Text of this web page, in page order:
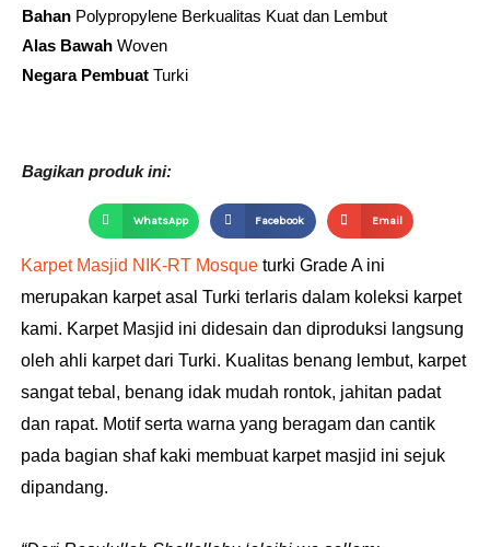
Bahan Polypropylene Berkualitas Kuat dan Lembut​
Alas Bawah Woven
Negara Pembuat Turki
Bagikan produk ini:
WhatsApp Facebook Email
Karpet Masjid NIK-RT Mosque turki Grade A ini
merupakan karpet asal Turki terlaris dalam koleksi karpet
kami. Karpet Masjid ini didesain dan diproduksi langsung
oleh ahli karpet dari Turki. Kualitas benang lembut, karpet
sangat tebal, benang idak mudah rontok, jahitan padat
dan rapat. Motif serta warna yang beragam dan cantik
pada bagian shaf kaki membuat karpet masjid ini sejuk
dipandang.